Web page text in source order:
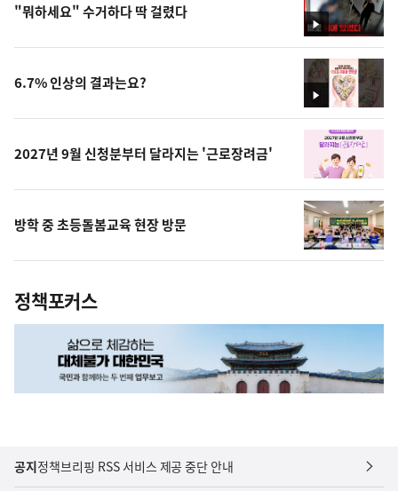
영
상
"뭐하세요" 수거하다 딱 걸렸다
영
상
6.7% 인상의 결과는요?
2027년 9월 신청분부터 달라지는 '근로장려금'
방학 중 초등돌봄교육 현장 방문
정책포커스
공지정책브리핑 RSS 서비스 제공 중단 안내